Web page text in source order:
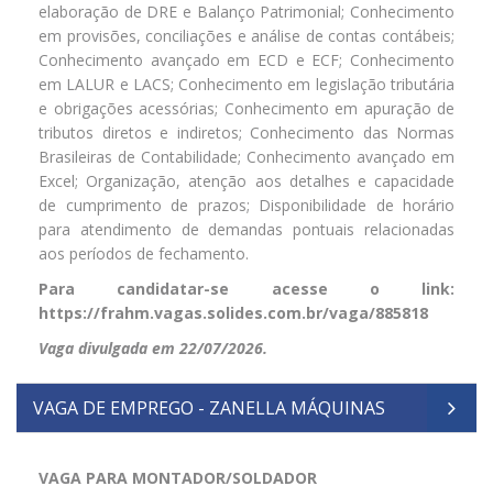
elaboração de DRE e Balanço Patrimonial; Conhecimento
em provisões, conciliações e análise de contas contábeis;
Conhecimento avançado em ECD e ECF; Conhecimento
em LALUR e LACS; Conhecimento em legislação tributária
e obrigações acessórias; Conhecimento em apuração de
tributos diretos e indiretos; Conhecimento das Normas
Brasileiras de Contabilidade; Conhecimento avançado em
Excel; Organização, atenção aos detalhes e capacidade
de cumprimento de prazos; Disponibilidade de horário
para atendimento de demandas pontuais relacionadas
aos períodos de fechamento.
Para candidatar-se acesse o link:
https://frahm.vagas.solides.com.br/vaga/885818
Vaga divulgada em 22/07/2026.
VAGA DE EMPREGO - ZANELLA MÁQUINAS
VAGA PARA MONTADOR/SOLDADOR